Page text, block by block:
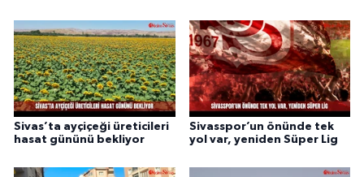
Sivas’ta ayçiçeği üreticileri
hasat gününü bekliyor
Sivasspor’un önünde tek
yol var, yeniden Süper Lig